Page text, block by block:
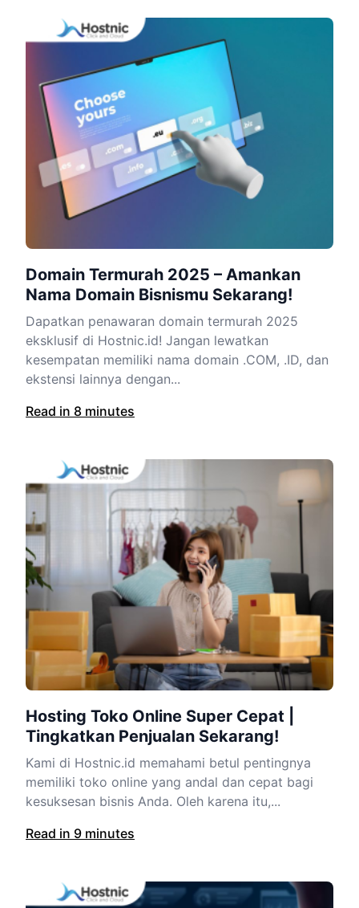
Domain Termurah 2025 – Amankan
Nama Domain Bisnismu Sekarang!
Dapatkan penawaran domain termurah 2025
eksklusif di Hostnic.id! Jangan lewatkan
kesempatan memiliki nama domain .COM, .ID, dan
ekstensi lainnya dengan...
Read in 8 minutes
Hosting Toko Online Super Cepat |
Tingkatkan Penjualan Sekarang!
Kami di Hostnic.id memahami betul pentingnya
memiliki toko online yang andal dan cepat bagi
kesuksesan bisnis Anda. Oleh karena itu,...
Read in 9 minutes